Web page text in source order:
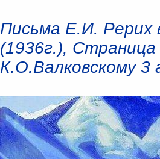
Письма Е.И. Рерих
(1936г.),
К.О.Валковскому 3